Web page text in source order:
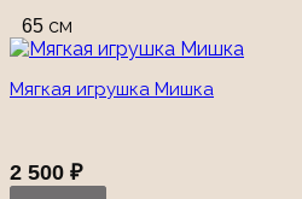
65 см
Мягкая игрушка Мишка
2 500 ₽